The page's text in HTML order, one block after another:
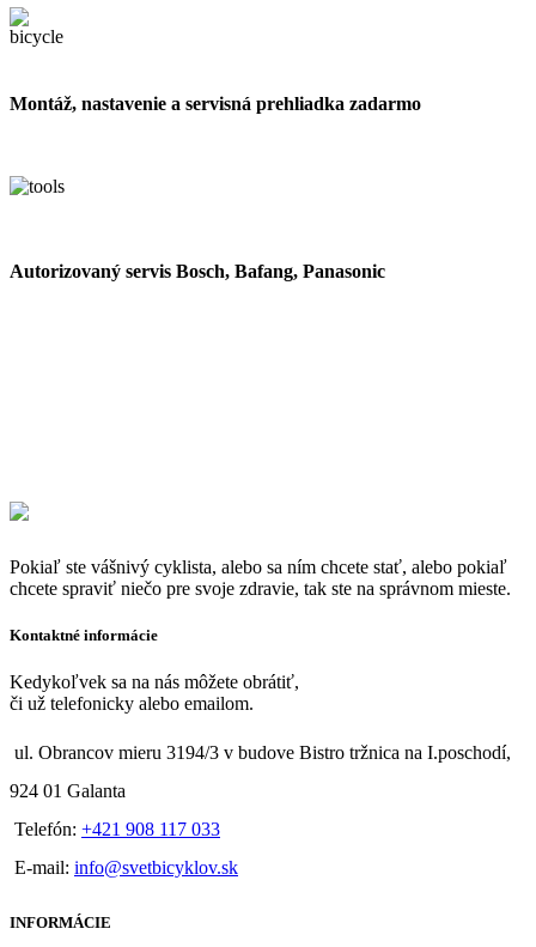
Autorizovaný servis Bosch, Bafang, Panasonic
Montáž, nastavenie a servisná prehliadka zadarmo
Pokiaľ ste vášnivý cyklista, alebo sa ním chcete stať, alebo pokiaľ
chcete spraviť niečo pre svoje zdravie, tak ste na správnom mieste.
Kontaktné informácie
Kedykoľvek sa na nás môžete obrátiť,
či už telefonicky alebo emailom.
ul. Obrancov mieru 3194/3 v budove Bistro tržnica na I.poschodí,
924 01 Galanta
Telefón: +421 908 117 033
E-mail: info@svetbicyklov.sk
INFORMÁCIE